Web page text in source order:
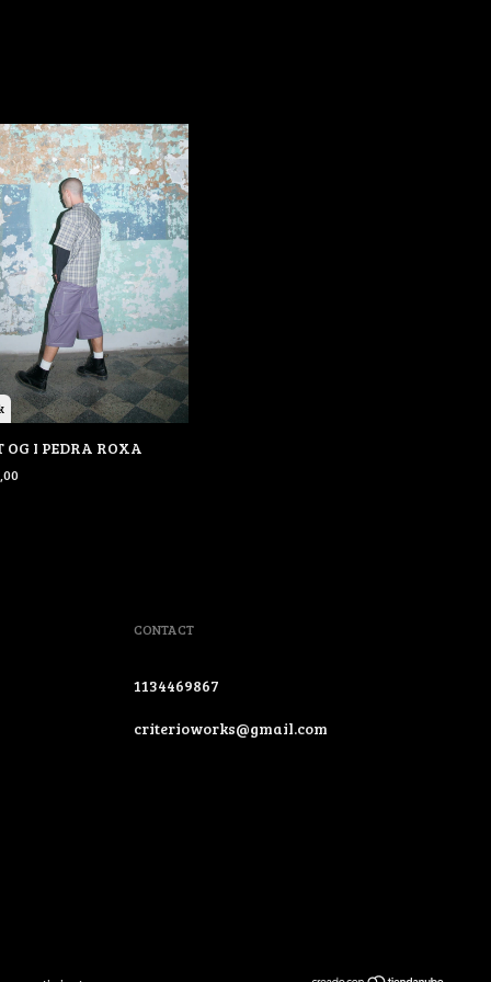
OG I PEDRA ROXA
CONTACT
1134469867
criterioworks@gmail.com